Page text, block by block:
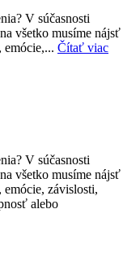
V súčasnosti
všetko musíme nájsť
Čítať viac
V súčasnosti
všetko musíme nájsť
závislosti,
alebo